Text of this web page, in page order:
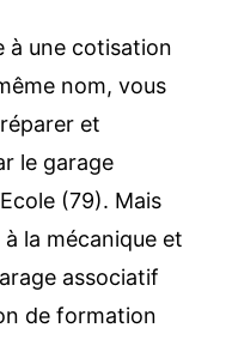
à une cotisation
nom, vous
et
le garage
(79). Mais
la mécanique et
associatif
de formation